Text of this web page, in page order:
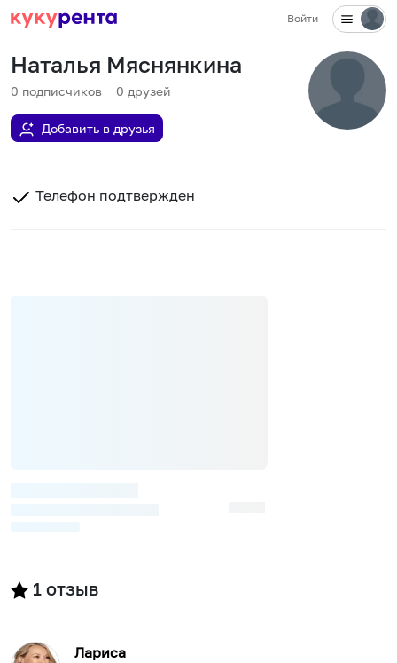
Войти
Наталья Мяснянкина
0 подписчиков 0 друзей
Добавить в друзья
Телефон подтвержден
1 отзыв
Лариса